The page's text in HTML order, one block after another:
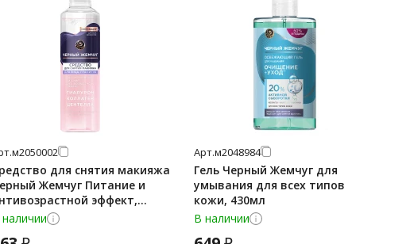
м2050002
для снятия макияжа
Жемчуг Питание и
эффект,
Арт.м2048984
Гель Черный Жемчуг для
умывания для всех типов
кожи, 430мл
В наличии